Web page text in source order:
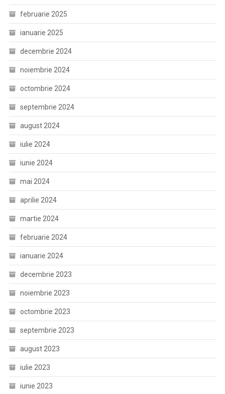
februarie 2025
ianuarie 2025
decembrie 2024
noiembrie 2024
octombrie 2024
septembrie 2024
august 2024
iulie 2024
iunie 2024
mai 2024
aprilie 2024
martie 2024
februarie 2024
ianuarie 2024
decembrie 2023
noiembrie 2023
octombrie 2023
septembrie 2023
august 2023
iulie 2023
iunie 2023